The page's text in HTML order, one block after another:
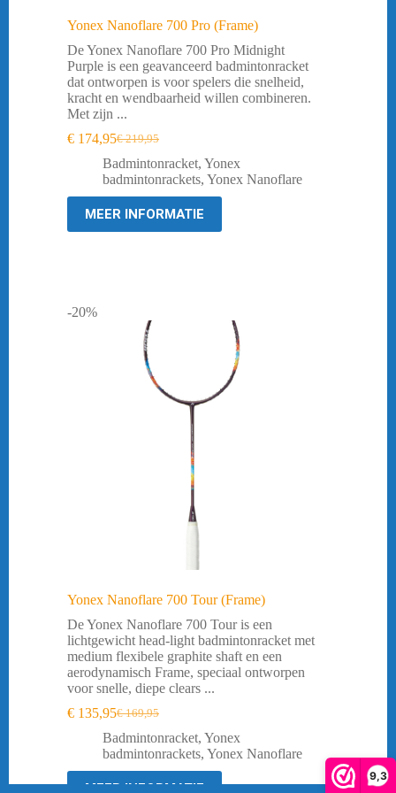
9,3
Yonex Nanoflare 700 Pro (Frame)
De Yonex Nanoflare 700 Pro Midnight
Purple is een geavanceerd badmintonracket
dat ontworpen is voor spelers die snelheid,
kracht en wendbaarheid willen combineren.
Met zijn ...
€219,95
Oorspronkelijke
prijs
was:
€ 219,95.
€ 174,95Huidige
prijs
is:
€ 174,95.
Badmintonracket, Yonex
badmintonrackets, Yonex Nanoflare
MEER INFORMATIE
-20%
Yonex Nanoflare 700 Tour (Frame)
De Yonex Nanoflare 700 Tour is een
lichtgewicht head-light badmintonracket met
medium flexibele graphite shaft en een
aerodynamisch Frame, speciaal ontworpen
voor snelle, diepe clears ...
€169,95
Oorspronkelijke
prijs
was:
€ 169,95.
€ 135,95Huidige
prijs
is:
€ 135,95.
Badmintonracket, Yonex
badmintonrackets, Yonex Nanoflare
MEER INFORMATIE